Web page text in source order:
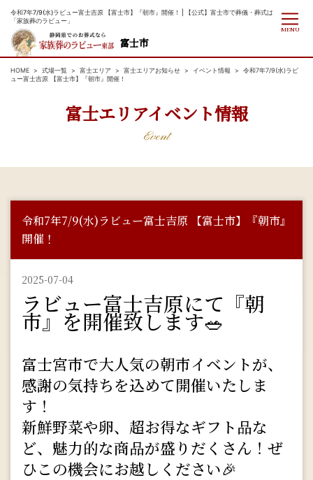
令和7年7/9(水)ラビュー富士吉原 【富士市】『朝市』開催！ | 【公式】富士市で葬儀・葬式は
「家族葬のラビュー」
富士市
MENU
HOME 式場一覧 富士エリア 富士エリアお知らせ イベント情報
令和7年7/9(水)ラビ
ュー富士吉原 【富士市】『朝市』開催！
富士エリアイベント情報
Event
令和7年7/9(水)ラビュー富士吉原 【富士市】『朝市』
開催！
2025-07-04
ラビュー富士吉原にて『朝
市』を開催致します🥗
富士宮市で大人気の朝市イベントが、
感謝の気持ちを込めて開催いたしま
す！
新鮮野菜や卵、超お得なギフト品な
ど、魅力的な商品が盛りだくさん！ぜ
ひこの機会にお越しください🎉